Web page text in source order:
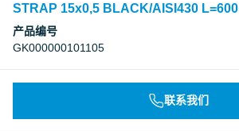
STRAP 15x0,5 BLACK/AISI430 L=600
产品编号
GK000000101105
联系我们